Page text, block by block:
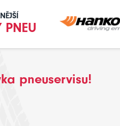
PNEU
pneuservisu!